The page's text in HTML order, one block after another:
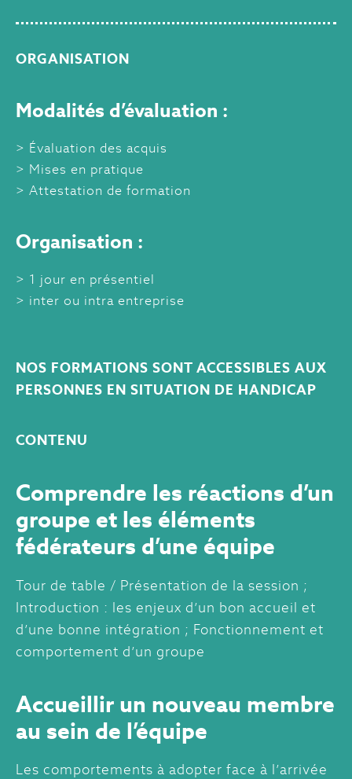
ORGANISATION
Modalités d’évaluation :
Évaluation des acquis
Mises en pratique
Attestation de formation
Organisation :
1 jour en présentiel
inter ou intra entreprise
NOS FORMATIONS SONT ACCESSIBLES AUX
PERSONNES EN SITUATION DE HANDICAP
CONTENU
Comprendre les réactions d’un
groupe et les éléments
fédérateurs d’une équipe
Tour de table / Présentation de la session ;
Introduction : les enjeux d’un bon accueil et
d’une bonne intégration ; Fonctionnement et
comportement d’un groupe
Accueillir un nouveau membre
au sein de l’équipe
Les comportements à adopter face à l’arrivée